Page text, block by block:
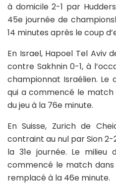
à domicile 2-1 par
45e journée de
14 minutes après le coup
En Israel, Hapoel Tel Aviv
contre Sakhnin 0-1, à
championnat Israélien. Le
qui a commencé le match
du jeu à la 76e minute.
En Suisse, Zurich de
contraint au nul par Sion 2-
la 31e journée. Le
commencé le match
remplacé à la 46e minute.